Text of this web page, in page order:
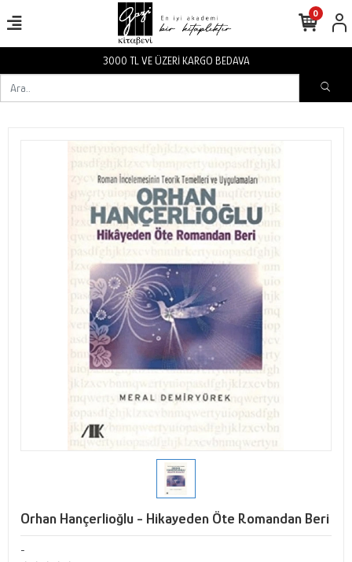
3000 TL VE ÜZERİ KARGO BEDAVA
0
Orhan Hançerlioğlu - Hikayeden Öte Romandan Beri
-